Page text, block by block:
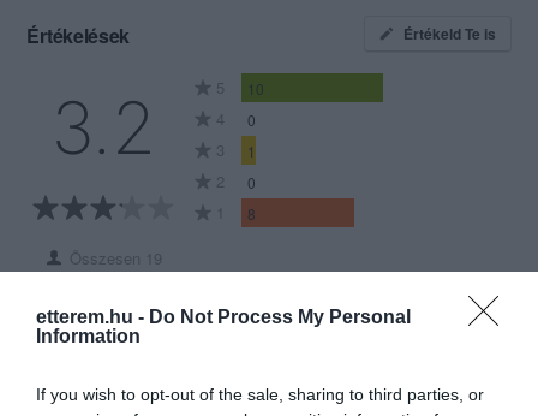
etterem.hu - Do Not Process My Personal
Information
If you wish to opt-out of the sale, sharing to third parties, or
a Te különlegességed ...
Értékelések Értékeld Te is
3.2
Összesen 19
5 10
4 0
3 1
2 0
1 8
feleségemmel a